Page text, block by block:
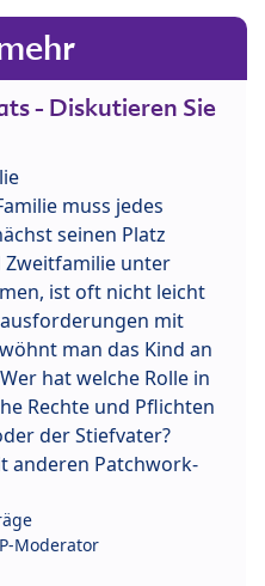
- Diskutieren Sie
muss jedes
seinen Platz
Zweitfamilie unter
ist oft nicht leicht
mit
man das Kind an
hat welche Rolle in
Rechte und Pflichten
der Stiefvater?
anderen Patchwork-
Moderator